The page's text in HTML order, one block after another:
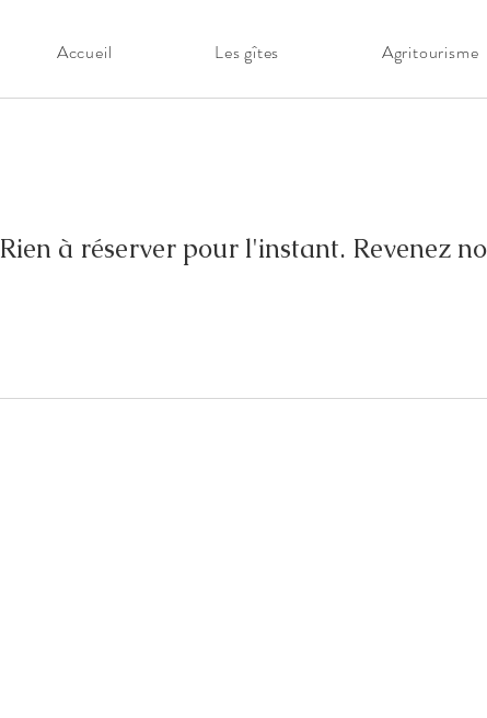
Accueil Les gîtes Agritourisme
Rien à réserver pour l'instant. Revenez